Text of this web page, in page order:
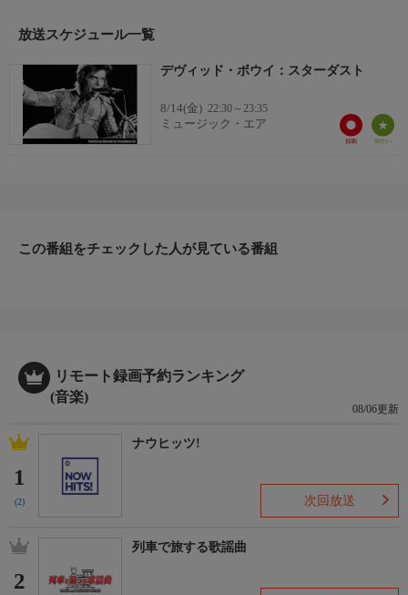
放送スケジュール一覧
デヴィッド・ボウイ：スターダスト
8/14(金) 22:30～23:35
ミュージック・エア
この番組をチェックした人が見ている番組
リモート録画予約ランキング
(音楽)
08/06更新
1
(2)
ナウヒッツ!
次回放送
2
列車で旅する歌謡曲